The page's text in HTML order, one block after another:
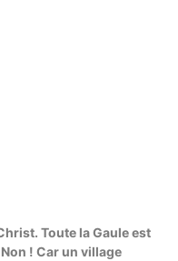
Toute la Gaule est
! Car un village